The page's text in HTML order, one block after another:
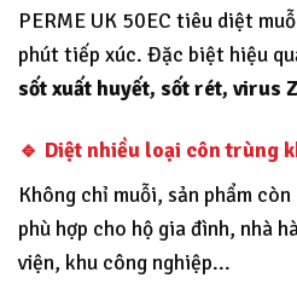
PERME UK 50EC tiêu diệt
phút tiếp xúc. Đặc biệt hiệu
sốt xuất huyết, sốt rét, virus
🔹 Diệt nhiều loại côn trùng
Không chỉ muỗi, sản phẩm còn
phù hợp cho hộ gia đình, nhà
viện, khu công nghiệp...